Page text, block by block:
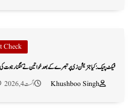
Check
فیکٹ چیک: کیا جنریشن زی پر تبصرے کے بعد خواتین نے کنگنا رناوت کی
Khushboo Singh
اگست 4, 2026